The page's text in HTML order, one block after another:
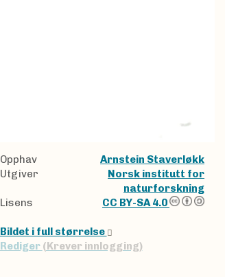
Opphav
Arnstein Staverløkk
Utgiver
Norsk institutt for
naturforskning
Lisens
CC BY-SA 4.0
Bildet i full størrelse
Rediger (Krever innlogging)